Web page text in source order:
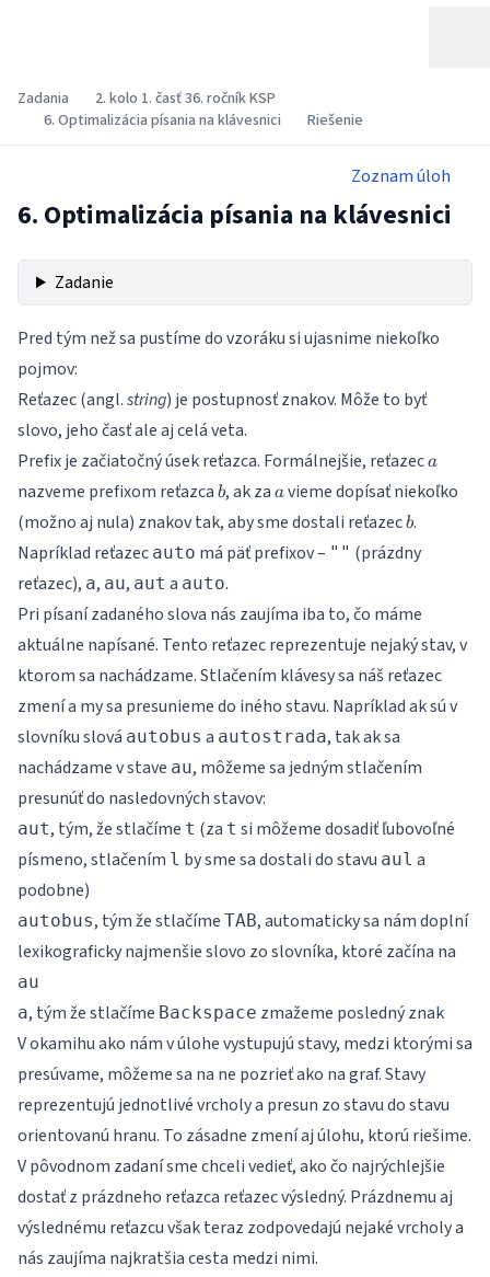
Zadania
2. kolo 1. časť 36. ročník KSP
6. Optimalizácia písania na klávesnici
Riešenie
Zoznam úloh
6. Optimalizácia písania na klávesnici
Zadanie
Pred tým než sa pustíme do vzoráku si ujasnime niekoľko
pojmov:
Reťazec (angl.string) je postupnosť znakov. Môže to byť
slovo, jeho časť ale aj celá veta.
Prefix je začiatočný úsek reťazca. Formálnejšie, reťazeca
a
nazveme prefixom reťazca b
b, ak za a
avieme dopísať niekoľko
(možno aj nula) znakov tak, aby sme dostali reťazecb
b.
Napríklad reťazec auto má päť prefixov – "" (prázdny
reťazec), a, au, aut a auto.
Pri písaní zadaného slova nás zaujíma iba to, čo máme
aktuálne napísané. Tento reťazec reprezentuje nejaký stav, v
ktorom sa nachádzame. Stlačením klávesy sa náš reťazec
zmení a my sa presunieme do iného stavu. Napríklad ak sú v
slovníku slová autobus a autostrada, tak ak sa
nachádzame v stave au, môžeme sa jedným stlačením
presunúť do nasledovných stavov:
aut, tým, že stlačíme t (za t si môžeme dosadiť ľubovoľné
písmeno, stlačením l by sme sa dostali do stavu aul a
podobne)
autobus, tým že stlačíme TAB, automaticky sa nám doplní
lexikograficky najmenšie slovo zo slovníka, ktoré začína na
au
a, tým že stlačíme Backspace zmažeme posledný znak
V okamihu ako nám v úlohe vystupujú stavy, medzi ktorými sa
presúvame, môžeme sa na ne pozrieť ako na graf. Stavy
reprezentujú jednotlivé vrcholy a presun zo stavu do stavu
orientovanú hranu. To zásadne zmení aj úlohu, ktorú riešime.
V pôvodnom zadaní sme chceli vedieť, ako čo najrýchlejšie
dostať z prázdneho reťazca reťazec výsledný. Prázdnemu aj
výslednému reťazcu však teraz zodpovedajú nejaké vrcholy a
nás zaujíma najkratšia cesta medzi nimi.